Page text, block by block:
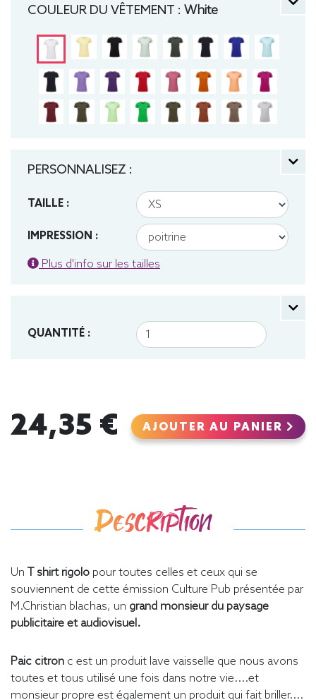
COULEUR DU VÊTEMENT : White
PERSONNALISEZ :
TAILLE :
IMPRESSION :
Plus d'info sur les tailles
QUANTITÉ :
24,35 € AJOUTER AU PANIER
Description
Un T shirt rigolo pour toutes celles et ceux qui se
souviennent de cette émission Culture Pub présentée par
M.Christian blachas, un grand monsieur du paysage
publicitaire et audiovisuel.
Paic citron c est un produit lave vaisselle que nous avons
toutes et tous utilisé une fois dans notre vie....et
monsieur propre est également un produit qui fait briller....